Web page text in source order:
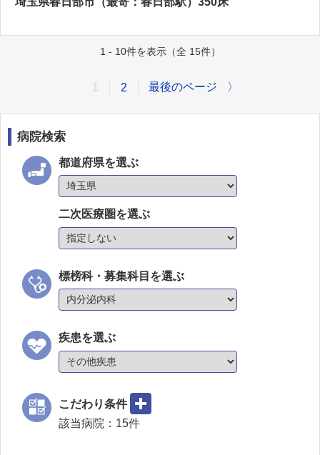
1 - 10件を表示（全 15件）
2 最後のページ 〉
病院検索
都道府県を選ぶ
二次医療圏を選ぶ
標榜科・募集科目を選ぶ
疾患を選ぶ
こだわり条件
該当病院： 15件